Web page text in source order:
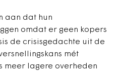
aan dat hun
omdat er geen kopers
de crisisgedachte uit de
mét
meer lagere overheden